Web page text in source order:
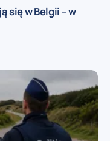
się w Belgii – w